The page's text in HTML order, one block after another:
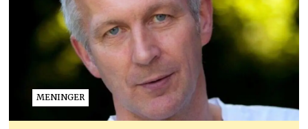
MENINGER